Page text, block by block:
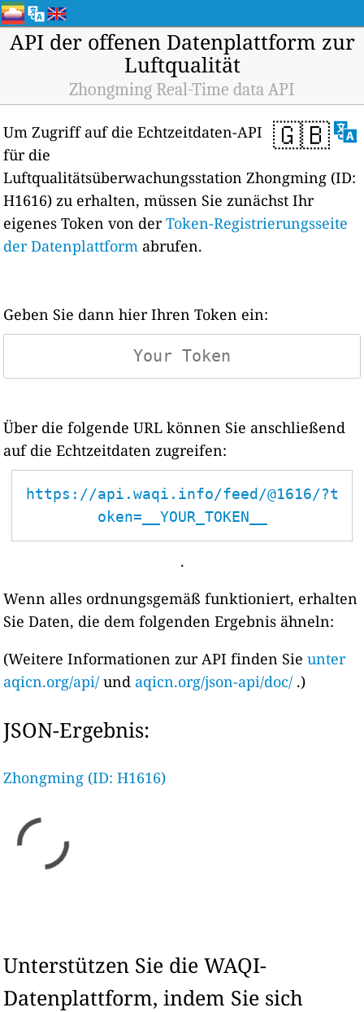
API der offenen Datenplattform zur
Luftqualität
Zhongming Real-Time data API
🇬🇧
Um Zugriff auf die Echtzeitdaten-API
für die
Luftqualitätsüberwachungsstation Zhongming (ID:
H1616) zu erhalten, müssen Sie zunächst Ihr
eigenes Token von derToken-Registrierungsseite
der Datenplattform abrufen.
Geben Sie dann hier Ihren Token ein:
Über die folgende URL können Sie anschließend
auf die Echtzeitdaten zugreifen:
https://api.waqi.info/feed/@1616/?t
oken=__YOUR_TOKEN__
.
Wenn alles ordnungsgemäß funktioniert, erhalten
Sie Daten, die dem folgenden Ergebnis ähneln:
(Weitere Informationen zur API finden Sieunter
aqicn.org/api/ und aqicn.org/json-api/doc/ .)
JSON-Ergebnis:
Zhongming (ID: H1616)
Unterstützen Sie die WAQI-
Datenplattform, indem Sie sich